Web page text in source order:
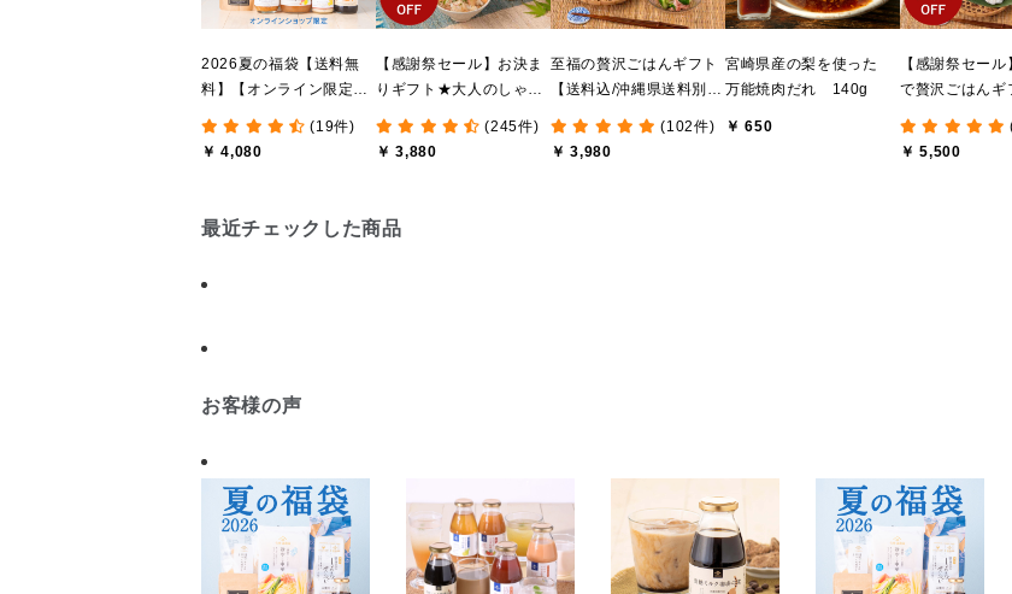
2026夏の福袋【送料無
料】【オンライン限定】
実施中】【のし・ラッピ
ング・化粧箱詰め不可】
(19件)
￥ 4,080
【感謝祭セール】お決ま
りギフト★大人のしゃけ
料込/沖縄県送料別途】
【化粧箱包装付】
(245件)
￥ 3,880
至福の贅沢ごはんギフト
【送料込/沖縄県送料別
ライン限定】
(102件)
￥ 3,980
宮崎県産の梨を使った
万能焼肉だれ 140g
￥ 650
【感謝祭セール
で贅沢ごはんギ
【化粧箱包装付/
ン限定】
￥ 5,500
最近チェックした商品
お客様の声